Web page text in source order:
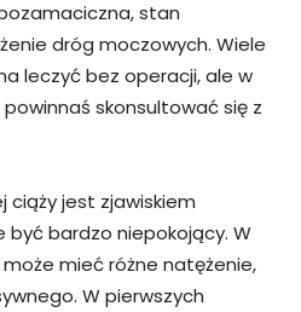
stan
dróg moczowych. Wiele
leczyć bez operacji, ale w
skonsultować się z
ciąży jest zjawiskiem
być bardzo niepokojący. W
mieć różne natężenie,
W pierwszych